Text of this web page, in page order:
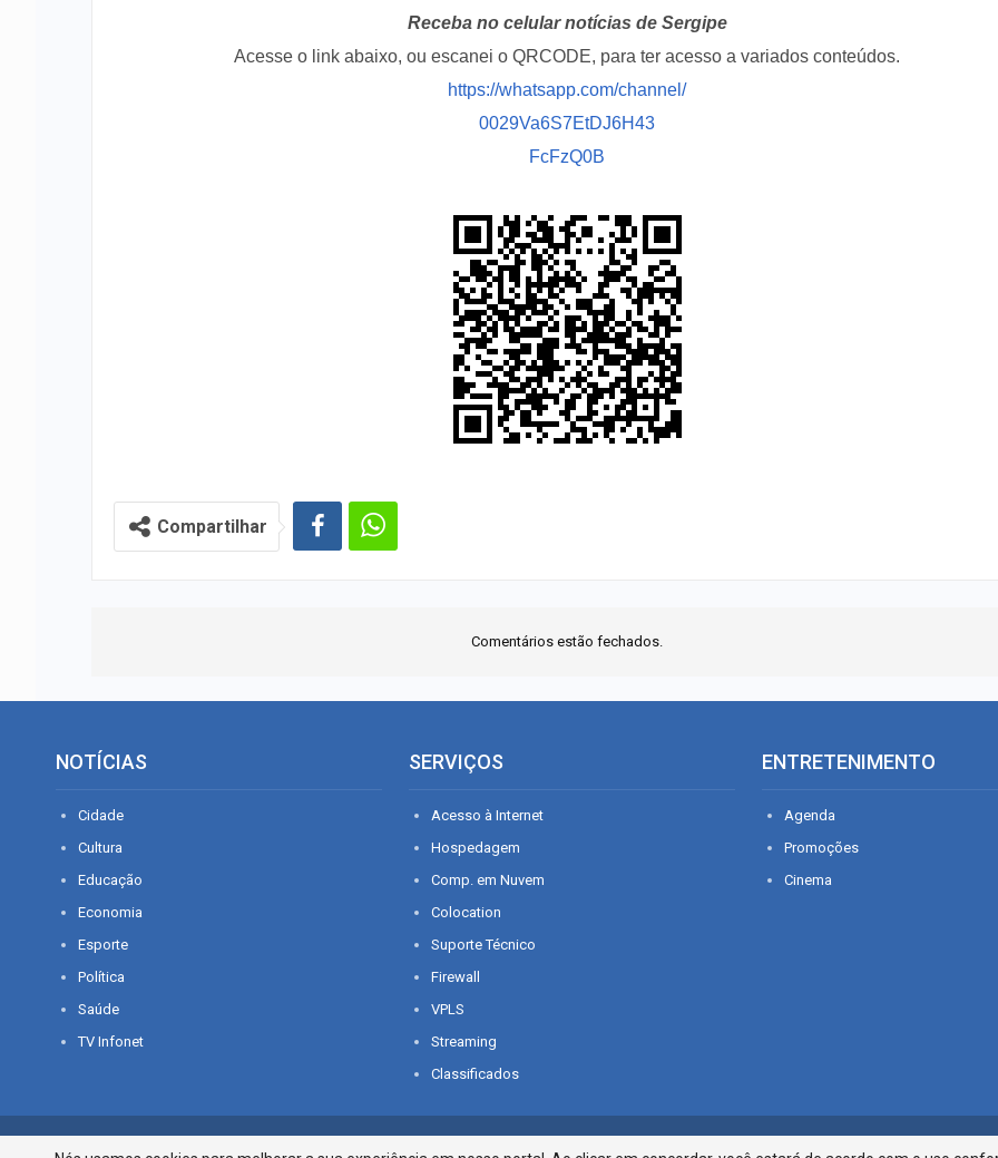
Receba no celular notícias de Sergipe
Acesse o link abaixo, ou escanei o QRCODE, para ter acesso a variados conteúdos.
https://whatsapp.com/channel/
0029Va6S7EtDJ6H43
FcFzQ0B
Compartilhar
Comentários estão fechados.
NOTÍCIAS
Cidade
Cultura
Educação
Economia
Esporte
Política
Saúde
TV Infonet
SERVIÇOS
Acesso à Internet
Hospedagem
Comp. em Nuvem
Colocation
Suporte Técnico
Firewall
VPLS
Streaming
Classificados
ENTRETENIMENTO
Agenda
Promoções
Cinema
© 2026 - O que é notícia em Sergipe. Todos os direitos reservados. Infonet - Rua Monsenhor Silveira